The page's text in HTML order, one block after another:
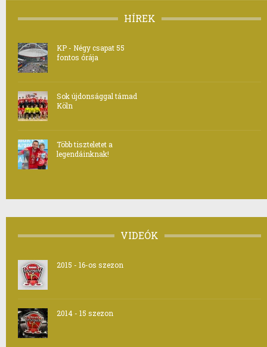
HÍREK
KP - Négy csapat 55
fontos órája
Sok újdonsággal támad
Köln
Több tiszteletet a
legendáinknak!
VIDEÓK
2015 - 16-os szezon
2014 - 15 szezon